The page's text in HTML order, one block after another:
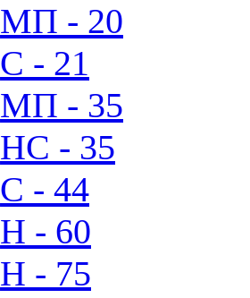
МП - 20
C - 21
МП - 35
HC - 35
C - 44
H - 60
H - 75